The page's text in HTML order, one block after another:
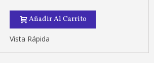
Añadir Al Carrito
Vista Rápida